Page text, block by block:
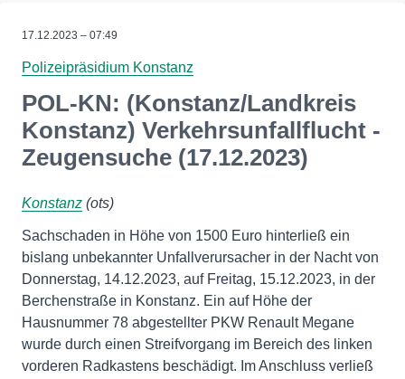
17.12.2023 – 07:49
Polizeipräsidium Konstanz
POL-KN: (Konstanz/Landkreis
Konstanz) Verkehrsunfallflucht -
Zeugensuche (17.12.2023)
Konstanz (ots)
Sachschaden in Höhe von 1500 Euro hinterließ ein
bislang unbekannter Unfallverursacher in der Nacht von
Donnerstag, 14.12.2023, auf Freitag, 15.12.2023, in der
Berchenstraße in Konstanz. Ein auf Höhe der
Hausnummer 78 abgestellter PKW Renault Megane
wurde durch einen Streifvorgang im Bereich des linken
vorderen Radkastens beschädigt. Im Anschluss verließ